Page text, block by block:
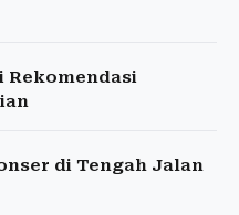
Rekomendasi
di Tengah Jalan